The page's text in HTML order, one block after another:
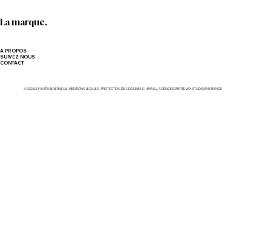
La marque.
A PROPOS
SUIVEZ-NOUS
CONTACT
© 2025 LE FAUTEUIL VERNEUIL | MENTIONS LÉGALES| PROTECTION DES DONNÉES| HIMAKU, AGENCE EXPERTE WIX STUDIO EN FRANCE